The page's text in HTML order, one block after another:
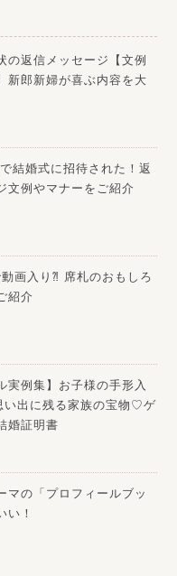
の返信メッセージ【文例
新郎新婦が喜ぶ内容を大
結婚式に招待された！返
文例やマナーをご紹介
画入り⁈ 席札のおもしろ
紹介
実例集】お子様の手形入
い出に残る家族の宝物♡ゲ
婚証明書
マの「プロフィールブッ
い！